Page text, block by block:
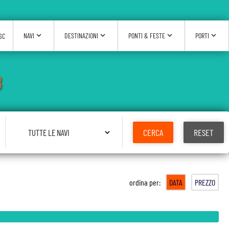
ordina per: DATA PREZZO
CERCA RESET
NAVI expand_more DESTINAZIONI expand_more PONTI & FESTE expand_more PORTI expand_more